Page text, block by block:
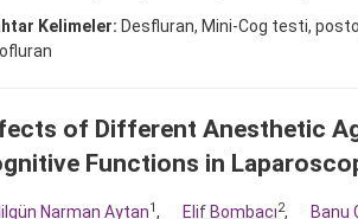
Kelimeler: Desfluran, Mini-Cog testi,
of Different Anesthetic
Functions in
Narman Aytan1, Elif Bombacı2, Banu